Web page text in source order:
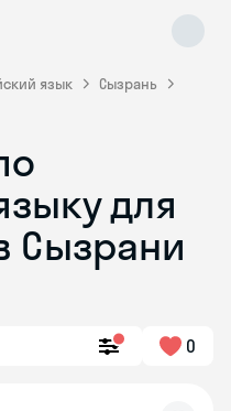
язык
Сызрань
для
Сызрани
0